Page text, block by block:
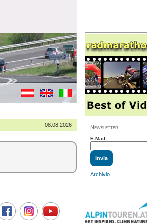
08.08.2026 Newsletter
E-Mail
Archivio